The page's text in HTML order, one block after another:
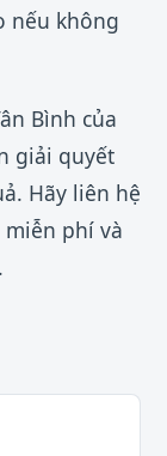
nếu không
Bình của
giải quyết
Hãy liên hệ
phí và